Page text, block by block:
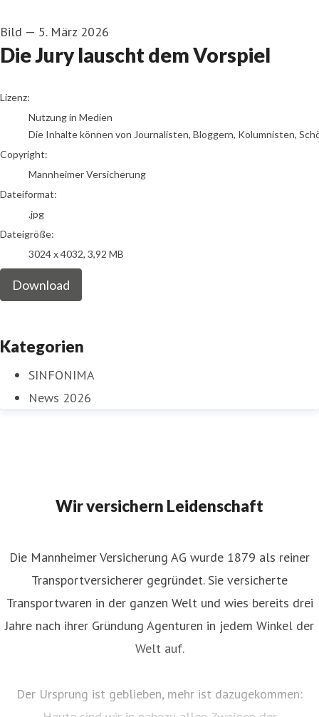
Bild — 5. März 2026
Die Jury lauscht dem Vorspiel
go to media item
Lizenz:
Nutzung in Medien
Die Inhalte können von Journalisten, Bloggern, Kolumnisten,
Copyright:
Mannheimer Versicherung
Dateiformat:
.jpg
Dateigröße:
3024 x 4032, 3,92 MB
Download
Kategorien
SINFONIMA
News 2026
Wir versichern Leidenschaft
Die Mannheimer Versicherung AG wurde 1879 als reiner
Transportversicherer gegründet. Sie versicherte
Transportwaren in der ganzen Welt und wies bereits drei
Jahre nach ihrer Gründung Agenturen in jedem Winkel der
Welt auf.
Der Ursprung ist geblieben, mehr ist dazugekommen: